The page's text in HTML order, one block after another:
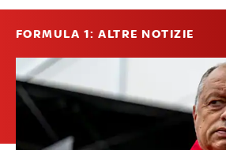
FORMULA 1: ALTRE NOTIZIE